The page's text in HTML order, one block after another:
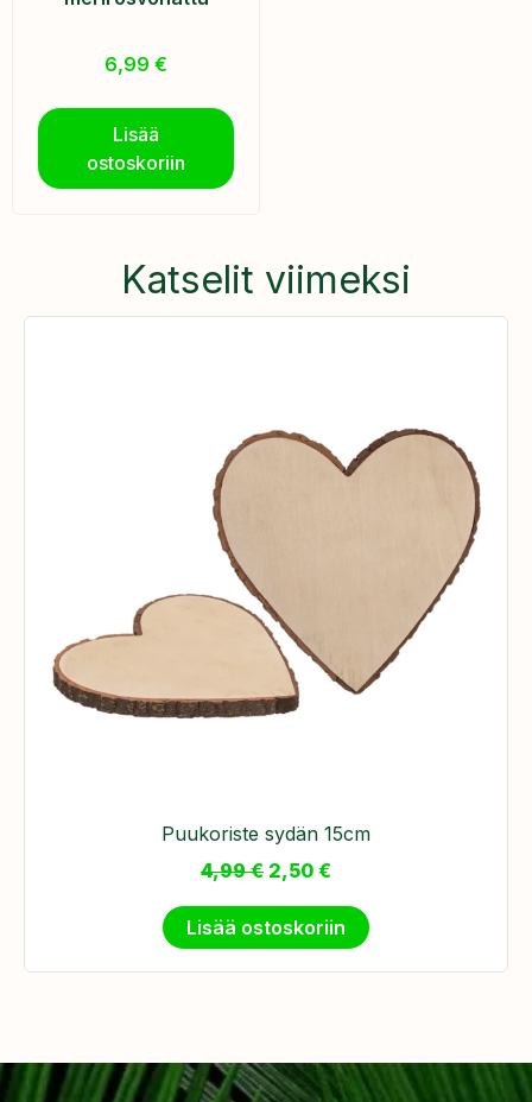
6,99 €
Lisää
ostoskoriin
Katselit viimeksi
Puukoriste sydän 15cm
4,99€ 2,50 €
Lisää ostoskoriin